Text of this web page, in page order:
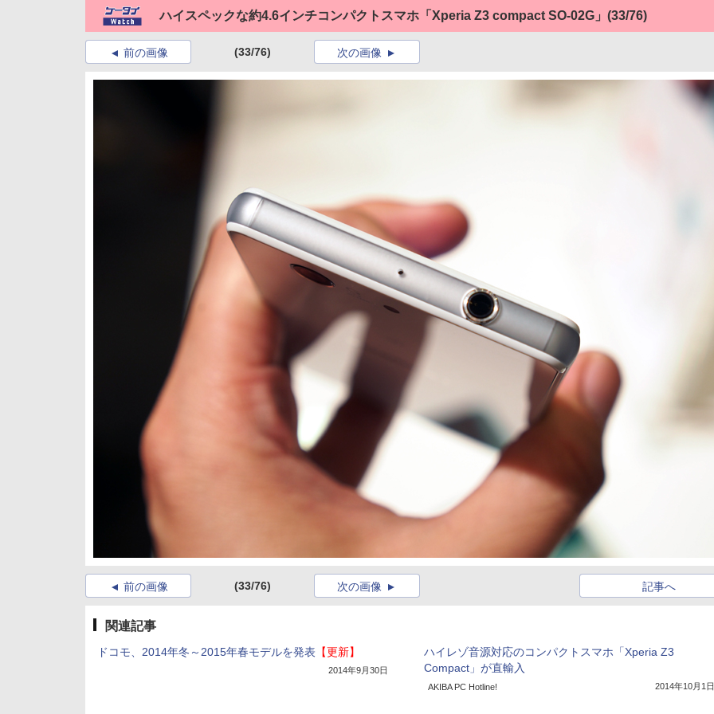
ハイスペックな約4.6インチコンパクトスマホ「Xperia Z3 compact SO-02G」 (33/76)
前の画像 (33/76) 次の画像
前の画像 (33/76) 記事へ
次の画像
関連記事
ドコモ、2014年冬～2015年春モデルを発表 【更新】
2014年9月30日
ハイレゾ音源対応のコンパクトスマホ「Xperia Z3
Compact」が直輸入
AKIBA PC Hotline! 2014年10月1日